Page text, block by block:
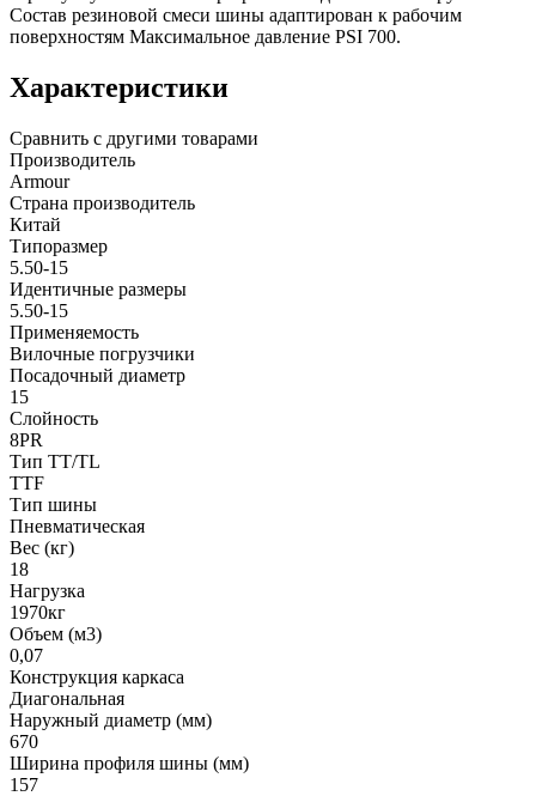
Состав резиновой смеси шины адаптирован к рабочим
поверхностям Максимальное давление PSI 700.
Характеристики
Сравнить с другими товарами
Производитель
Armour
Страна производитель
Китай
Типоразмер
5.50-15
Идентичные размеры
5.50-15
Применяемость
Вилочные погрузчики
Посадочный диаметр
15
Слойность
8PR
Тип TT/TL
TTF
Тип шины
Пневматическая
Вес (кг)
18
Нагрузка
1970кг
Объем (м3)
0,07
Конструкция каркаса
Диагональная
Наружный диаметр (мм)
670
Ширина профиля шины (мм)
157